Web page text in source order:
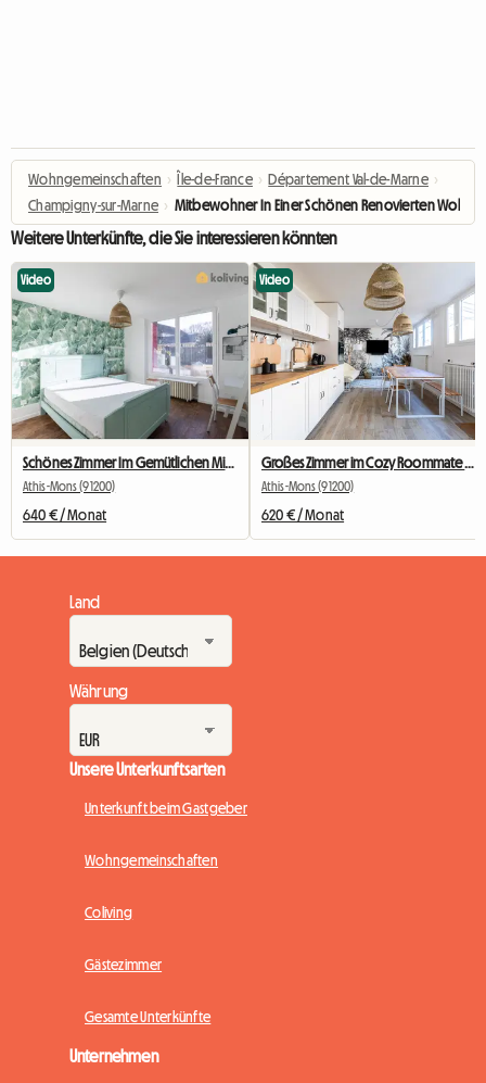
Wohngemeinschaften › Île-de-France › Département Val-de-Marne ›
Champigny-sur-Marne › Mitbewohner In Einer Schönen Renovierten
Weitere Unterkünfte, die Sie interessieren könnten
Video
Schönes Zimmer Im Gemütlichen Mitbewohner Nr. 2
Athis-Mons (91200)
640 € / Monat
Video
Großes Zimmer im Cozy Roommate #5 New York in der Nähe von Olry
Athis-Mons (91200)
620 € / Monat
Land
Währung
Unsere Unterkunftsarten
Unterkunft beim Gastgeber
Wohngemeinschaften
Coliving
Gästezimmer
Gesamte Unterkünfte
Unternehmen